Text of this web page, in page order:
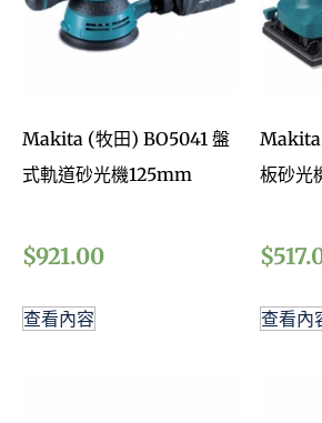
Makita (牧田) BO5041 盤
式軌道砂光機125mm
$921.00
查看內容
Makita
板砂光
$
查看內